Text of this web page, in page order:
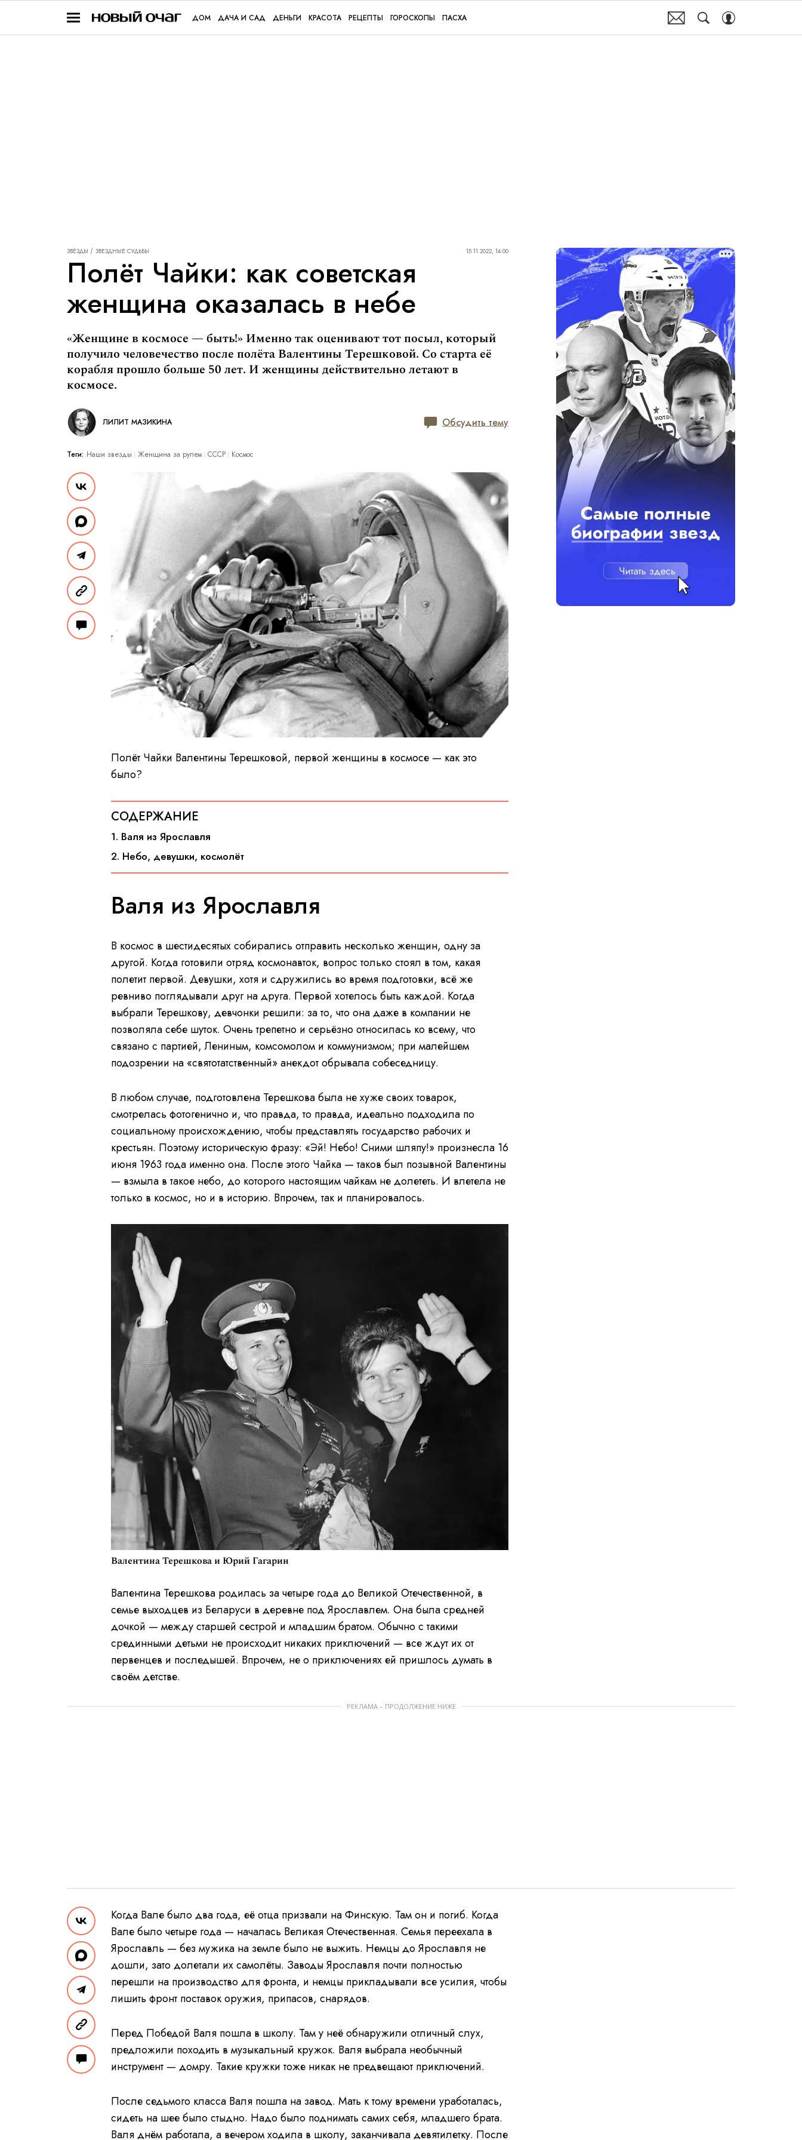
ДОМ ДАЧА И САД ДЕНЬГИ КРАСОТА РЕЦЕПТЫ ГОРОСКОПЫ ПАСХА
ЗВЁЗДЫ ЗВЕЗДНЫЕ СУДЬБЫ 15.11.2022, 14:00
Полёт Чайки: как советская
женщина оказалась в небе
«Женщине в космосе — быть!» Именно так оценивают тот посыл, который
получило человечество после полёта Валентины Терешковой. Со старта её
корабля прошло больше 50 лет. И женщины действительно летают в
космосе.
ЛИЛИТ МАЗИКИНА Обсудить тему
Теги: Наши звезды Женщина за рулем СССР Космос
Полёт Чайки Валентины Терешковой, первой женщины в космосе — как это
было?
СОДЕРЖАНИЕ
1. Валя из Ярославля
2. Небо, девушки, космолёт
Валя из Ярославля
В космос в шестидесятых собирались отправить несколько женщин, одну за
другой. Когда готовили отряд космонавток, вопрос только стоял в том, какая
полетит первой. Девушки, хотя и сдружились во время подготовки, всё же
ревниво поглядывали друг на друга. Первой хотелось быть каждой. Когда
выбрали Терешкову, девчонки решили: за то, что она даже в компании не
позволяла себе шуток. Очень трепетно и серьёзно относилась ко всему, что
связано с партией, Лениным, комсомолом и коммунизмом; при малейшем
подозрении на «святотатственный» анекдот обрывала собеседницу.
В любом случае, подготовлена Терешкова была не хуже своих товарок,
смотрелась фотогенично и, что правда, то правда, идеально подходила по
социальному происхождению, чтобы представлять государство рабочих и
крестьян. Поэтому историческую фразу: «Эй! Небо! Сними шляпу!» произнесла 16
июня 1963 года именно она. После этого Чайка — таков был позывной Валентины
— взмыла в такое небо, до которого настоящим чайкам не долететь. И влетела не
только в космос, но и в историю. Впрочем, так и планировалось.
Валентина Терешкова и Юрий Гагарин
Валентина Терешкова родилась за четыре года до Великой Отечественной, в
семье выходцев из Беларуси в деревне под Ярославлем. Она была средней
дочкой — между старшей сестрой и младшим братом. Обычно с такими
срединными детьми не происходит никаких приключений — все ждут их от
первенцев и последышей. Впрочем, не о приключениях ей пришлось думать в
своём детстве.
РЕКЛАМА – ПРОДОЛЖЕНИЕ НИЖЕ
Когда Вале было два года, её отца призвали на Финскую. Там он и погиб. Когда
Вале было четыре года — началась Великая Отечественная. Семья переехала в
Ярославль — без мужика на земле было не выжить. Немцы до Ярославля не
дошли, зато долетали их самолёты. Заводы Ярославля почти полностью
перешли на производство для фронта, и немцы прикладывали все усилия, чтобы
лишить фронт поставок оружия, припасов, снарядов.
Перед Победой Валя пошла в школу. Там у неё обнаружили отличный слух,
предложили походить в музыкальный кружок. Валя выбрала необычный
инструмент — домру. Такие кружки тоже никак не предвещают приключений.
После седьмого класса Валя пошла на завод. Мать к тому времени уработалась,
сидеть на шее было стыдно. Надо было поднимать самих себя, младшего брата.
Валя днём работала, а вечером ходила в школу, заканчивала девятилетку. После